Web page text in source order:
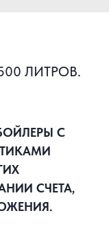
ЛИТРОВ.
С
СЧЕТА,